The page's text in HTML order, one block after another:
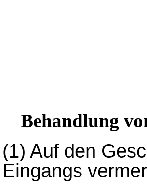
Behandlung
(1) Auf den
Eingangs